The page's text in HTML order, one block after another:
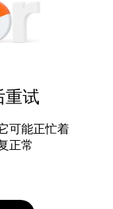
重试
可能正忙着
正常